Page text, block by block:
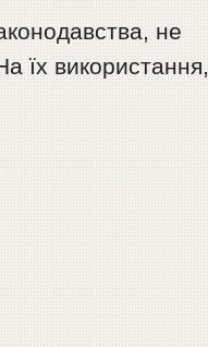
не
їх використання,